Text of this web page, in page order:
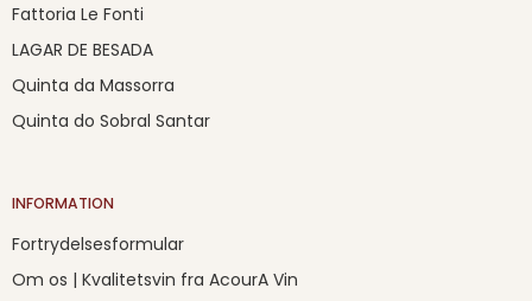
Fattoria Le Fonti
LAGAR DE BESADA
Quinta da Massorra
Quinta do Sobral Santar
INFORMATION
Fortrydelsesformular
Om os | Kvalitetsvin fra AcourA Vin